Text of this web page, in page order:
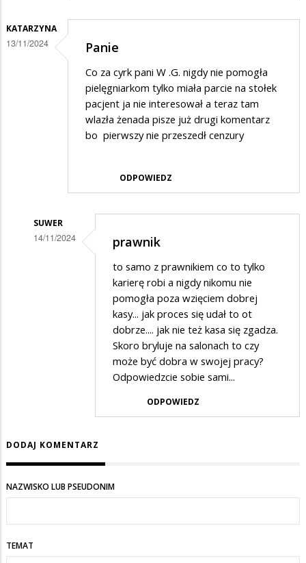
KATARZYNA
13/11/2024 Panie
Co za cyrk pani W .G. nigdy nie pomogła
pielęgniarkom tylko miała parcie na stołek
pacjent ja nie interesował a teraz tam
wlazła żenada pisze już drugi komentarz
bo pierwszy nie przeszedł cenzury
ODPOWIEDZ
SUWER
14/11/2024 prawnik
to samo z prawnikiem co to tylko
karierę robi a nigdy nikomu nie
pomogła poza wzięciem dobrej
kasy... jak proces się udał to ot
dobrze.... jak nie też kasa się zgadza.
Skoro bryluje na salonach to czy
może być dobra w swojej pracy?
Odpowiedzcie sobie sami...
ODPOWIEDZ
DODAJ KOMENTARZ
NAZWISKO LUB PSEUDONIM
TEMAT